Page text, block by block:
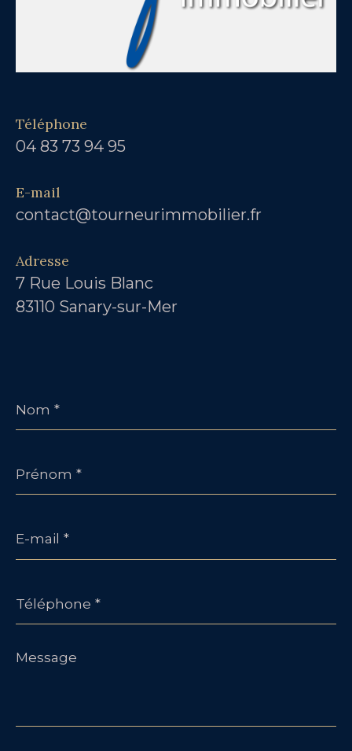
Téléphone
04 83 73 94 95
E-mail
contact@tourneurimmobilier.fr
Adresse
7 Rue Louis Blanc
83110 Sanary-sur-Mer
*
*
mail
*
*
Message
*